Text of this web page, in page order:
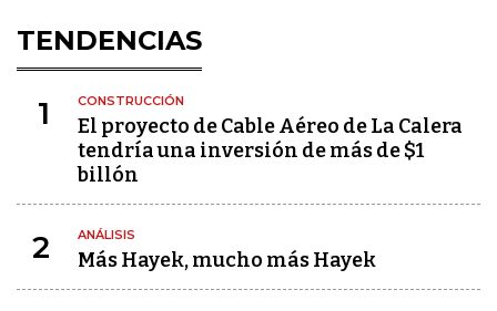
TENDENCIAS
1 CONSTRUCCIÓN
El proyecto de Cable Aéreo de La Calera
tendría una inversión de más de $1
billón
2 ANÁLISIS
Más Hayek, mucho más Hayek